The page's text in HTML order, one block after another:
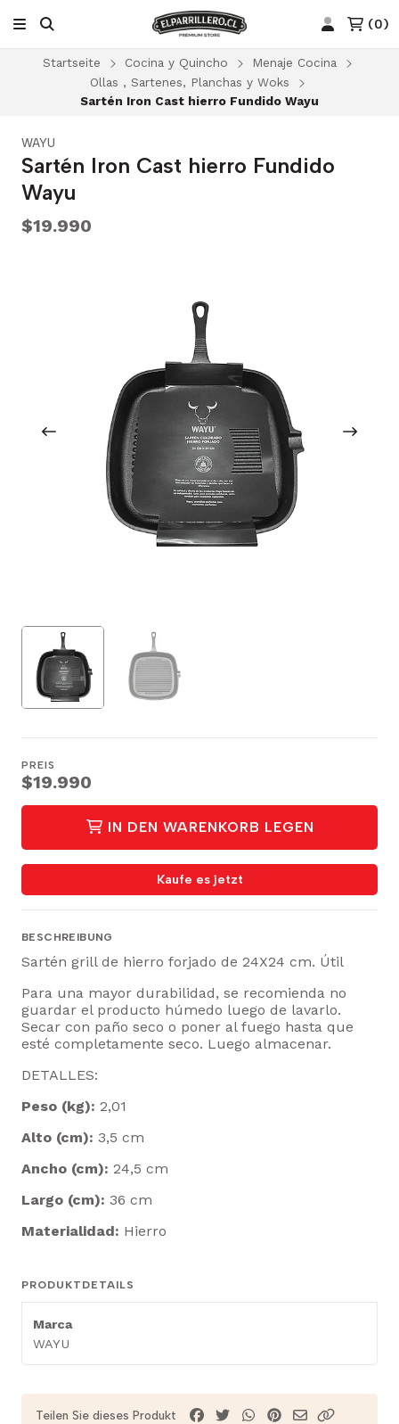
(0)
Startseite Cocina y Quincho
Menaje Cocina
Ollas , Sartenes, Planchas y Woks
Sartén Iron Cast hierro Fundido Wayu
WAYU
Sartén Iron Cast hierro Fundido
Wayu
$19.990
PREIS
$19.990
IN DEN WARENKORB LEGEN
Kaufe es jetzt
BESCHREIBUNG
Sartén grill de hierro forjado de 24X24 cm. Útil
Para una mayor durabilidad, se recomienda no
guardar el producto húmedo luego de lavarlo.
Secar con paño seco o poner al fuego hasta que
esté completamente seco. Luego almacenar.
DETALLES:
Peso (kg): 2,01
Alto (cm): 3,5 cm
Ancho (cm): 24,5 cm
Largo (cm): 36 cm
Materialidad: Hierro
PRODUKTDETAILS
Marca
WAYU
Teilen Sie dieses Produkt